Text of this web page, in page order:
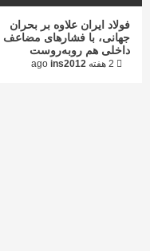
فولاد ایران علاوه بر بحران
جهانی، با فشارهای مضاعف
داخلی هم روبه‌روست
ins2012